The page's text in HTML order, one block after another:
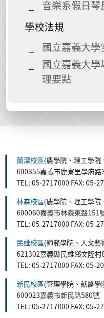
音樂系假日
學校法規
國立嘉義大
國立嘉義大
理要點
蘭潭校區(農學院、理工學院
600355嘉義市鹿寮里學府路
TEL: 05-2717000 FAX: 05-
林森校區(農學院、理工學院
600060嘉義市林森東路151
TEL: 05-2717000 FAX: 05-
民雄校區(師範學院、人文藝
621302嘉義縣民雄鄉文隆村
TEL: 05-2717000 FAX: 05-
新民校區(管理學院、獸醫學
600023嘉義市新民路580號
TEL: 05-2717000 FAX: 05-